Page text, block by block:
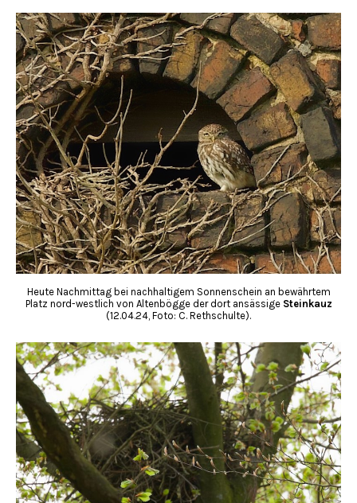
Heute Nachmittag bei nachhaltigem Sonnenschein an bewährtem
Platz nord-westlich von Altenbögge der dort ansässige Steinkauz
(12.04.24, Foto: C. Rethschulte).